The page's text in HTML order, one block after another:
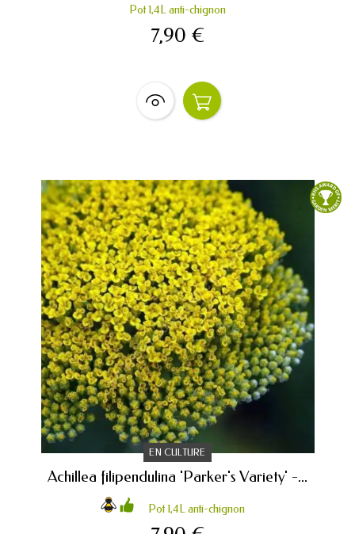
Pot 1,4L anti-chignon
7,90 €
EN CULTURE
Achillea filipendulina 'Parker's Variety' -...
Pot 1,4L anti-chignon